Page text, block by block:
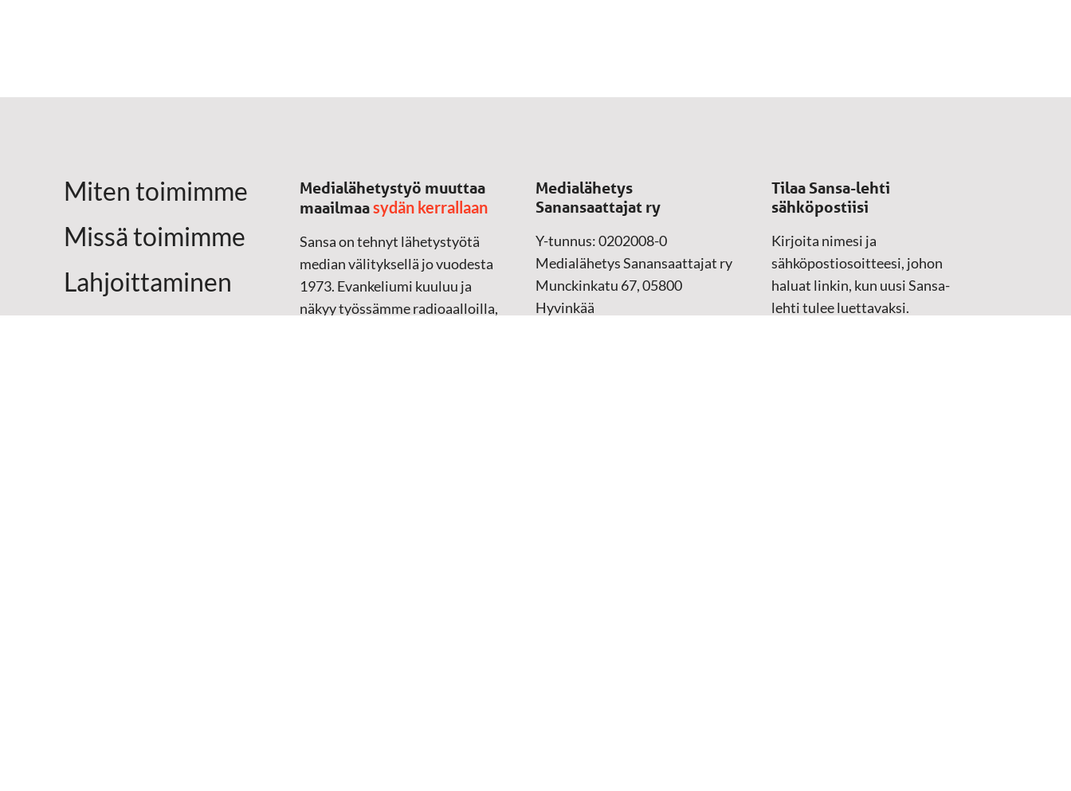
Miten toimimme
Missä toimimme
Lahjoittaminen
Medialähetystyö muuttaa
maailmaasydän kerrallaan
Sansa on tehnyt lähetystyötä
median välityksellä jo vuodesta
1973. Evankeliumi kuuluu ja
näkyy työssämme radioaalloilla,
Medialähetys
Sanansaattajat ry
Y-tunnus: 0202008-0
Medialähetys Sanansaattajat ry
Munckinkatu 67, 05800
Hyvinkää
Tilaa Sansa-lehti
sähköpostiisi
Kirjoita nimesi ja
sähköpostiosoitteesi, johon
haluat linkin, kun uusi Sansa-
lehti tulee luettavaksi.